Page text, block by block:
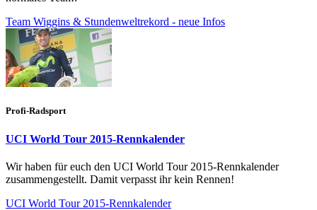
Team Wiggins & Stundenweltrekord - neue Infos
Profi-Radsport
UCI World Tour 2015-Rennkalender
Wir haben für euch den UCI World Tour 2015-Rennkalender
zusammengestellt. Damit verpasst ihr kein Rennen!
UCI World Tour 2015-Rennkalender